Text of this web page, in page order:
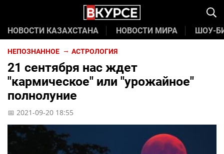
НОВОСТИ КАЗАХСТАНА НОВОСТИ МИРА ШОУ-
НЕПОЗНАННОЕ АСТРОЛОГИЯ
21 сентября нас ждет
"кармическое" или "урожайное"
полнолуние
📅 2021-09-20 18:55